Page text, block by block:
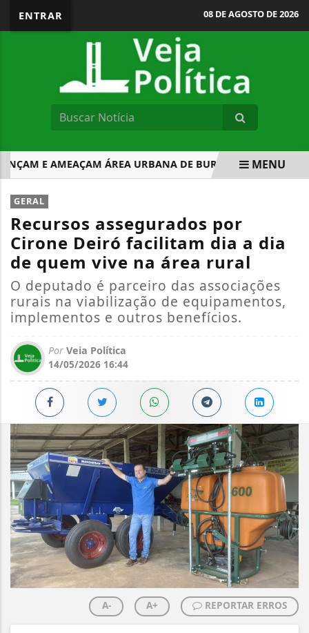
ENTRAR 08 DE AGOSTO DE 2026
E AMEAÇAM ÁREA URBANA DE BURITICUPU NO
EM ALTA
MENU
GERAL
Recursos assegurados por
Cirone Deiró facilitam dia a dia
de quem vive na área rural
O deputado é parceiro das associações
rurais na viabilização de equipamentos,
implementos e outros benefícios.
Por Veia Política
14/05/2026 16:44
A- A+ REPORTAR ERROS